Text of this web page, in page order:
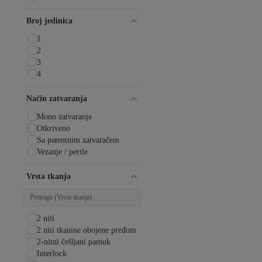
Broj jedinica
1
2
3
4
Način zatvaranja
Mono zatvaranje
Otkriveno
Sa patentnim zatvaračem
Vezanje / pertle
Vrsta tkanja
2 niti
2 niti tkanine obojene pređom
2-nitni češljani pamuk
Interlock